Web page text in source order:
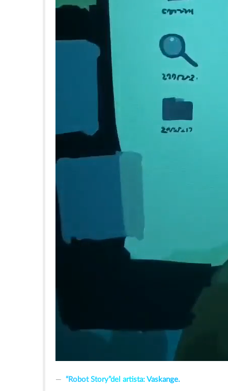
“Ro bot Story”de artsta: Vas kange.